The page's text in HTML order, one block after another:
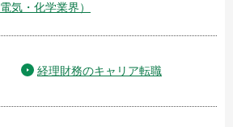
電気・化学業界）
経理財務のキャリア転職